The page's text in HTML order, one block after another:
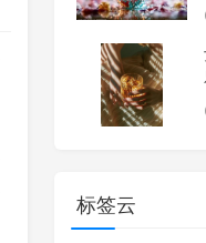
标签云